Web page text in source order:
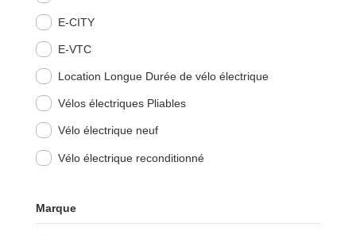
E-CITY
E-VTC
Location Longue Durée de vélo électrique
Vélos électriques Pliables
Vélo électrique neuf
Vélo électrique reconditionné
Marque